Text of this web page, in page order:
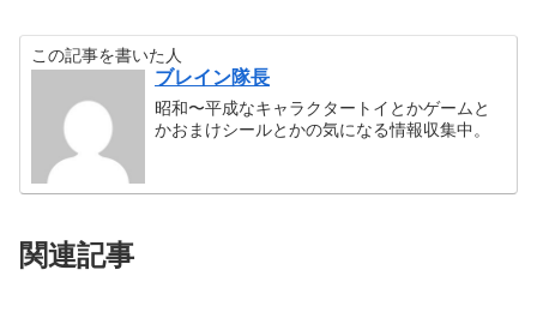
この記事を書いた人
ブレイン隊長
昭和〜平成なキャラクタートイとかゲームと
かおまけシールとかの気になる情報収集中。
関連記事